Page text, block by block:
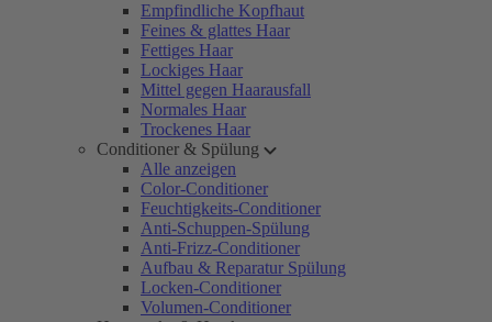
Empfindliche Kopfhaut
Feines & glattes Haar
Fettiges Haar
Lockiges Haar
Mittel gegen Haarausfall
Normales Haar
Trockenes Haar
Conditioner & Spülung
Alle anzeigen
Color-Conditioner
Feuchtigkeits-Conditioner
Anti-Schuppen-Spülung
Anti-Frizz-Conditioner
Aufbau & Reparatur Spülung
Locken-Conditioner
Volumen-Conditioner